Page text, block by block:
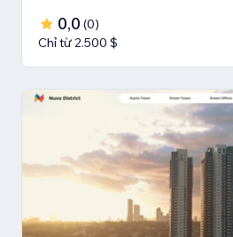
0,0 (0)
Chỉ từ 2.500 $